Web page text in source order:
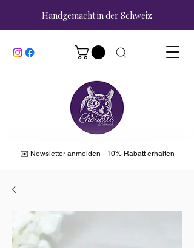
Handgemacht in der Schweiz
✉️ Newsletteranmelden - 10% Rabatt erhalten